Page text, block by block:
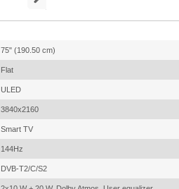
75" (190.50 cm)
Flat
ULED
3840x2160
Smart TV
144Hz
DVB-T2/C/S2